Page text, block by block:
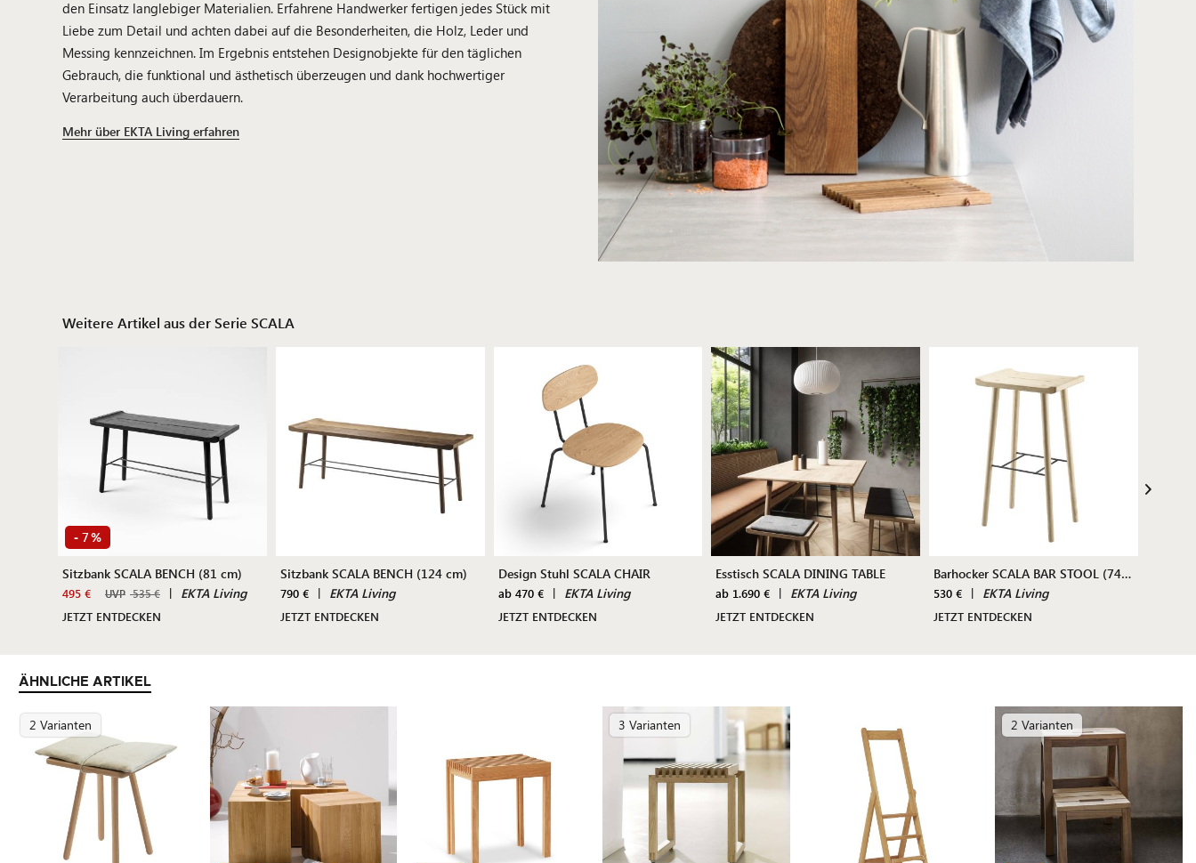
den Einsatz langlebiger Materialien. Erfahrene Handwerker fertigen jedes Stück mit
Liebe zum Detail und achten dabei auf die Besonderheiten, die Holz, Leder und
Messing kennzeichnen. Im Ergebnis entstehen Designobjekte für den täglichen
Gebrauch, die funktional und ästhetisch überzeugen und dank hochwertiger
Verarbeitung auch überdauern.
Mehr über EKTA Living erfahren
Weitere Artikel aus der Serie SCALA
- 7%
Sitzbank SCALA BENCH (81 cm)
495 € UVP 535 € | EKTA Living
JETZT ENTDECKEN
Sitzbank SCALA BENCH (124 cm)
790 € | EKTA Living
JETZT ENTDECKEN
Design Stuhl SCALA CHAIR
ab 470 € | EKTA Living
JETZT ENTDECKEN
Esstisch SCALA DINING TABLE
ab 1.690 € | EKTA Living
JETZT ENTDECKEN
Barhocker SCALA BAR STOOL (74 cm)
530 € | EKTA Living
JETZT ENTDECKEN
ÄHNLICHE ARTIKEL
2 Varianten 3 Varianten 2 Varianten